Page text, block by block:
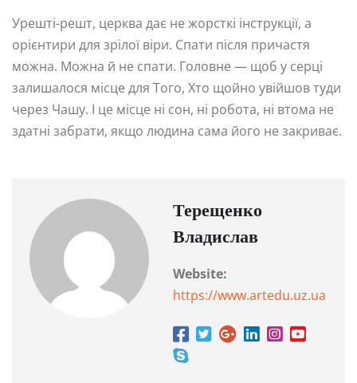
Урешті-решт, церква дає не жорсткі інструкції, а
орієнтири для зрілої віри. Спати після причастя
можна. Можна й не спати. Головне — щоб у серці
залишалося місце для Того, Хто щойно увійшов туди
через Чашу. І це місце ні сон, ні робота, ні втома не
здатні забрати, якщо людина сама його не закриває.
Терещенко
Владислав
Website:
https://www.artedu.uz.ua